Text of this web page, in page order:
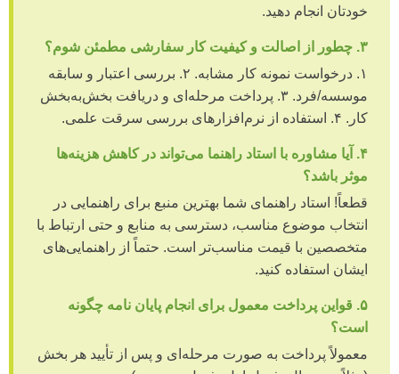
خودتان انجام دهید.
۳. چطور از اصالت و کیفیت کار سفارشی مطمئن شوم؟
۱. درخواست نمونه کار مشابه. ۲. بررسی اعتبار و سابقه
موسسه/فرد. ۳. پرداخت مرحله‌ای و دریافت بخش‌به‌بخش
کار. ۴. استفاده از نرم‌افزارهای بررسی سرقت علمی.
۴. آیا مشاوره با استاد راهنما می‌تواند در کاهش هزینه‌ها
موثر باشد؟
قطعاً! استاد راهنمای شما بهترین منبع برای راهنمایی در
انتخاب موضوع مناسب، دسترسی به منابع و حتی ارتباط با
متخصصین با قیمت مناسب‌تر است. حتماً از راهنمایی‌های
ایشان استفاده کنید.
۵. قواین پرداخت معمول برای انجام پایان نامه چگونه
است؟
معمولاً پرداخت به صورت مرحله‌ای و پس از تأیید هر بخش